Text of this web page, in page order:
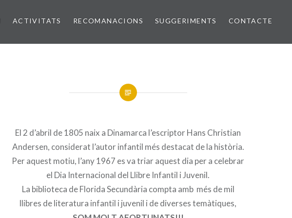
ACTIVITATS RECOMANACIONS SUGGERIMENTS CONTACTE
El 2 d’abril de 1805 naix a Dinamarca l’escriptor Hans Christian
Andersen, considerat l’autor infantil més destacat de la història.
Per aquest motiu, l’any 1967 es va triar aquest dia per a celebrar
el Dia Internacional del Llibre Infantil i Juvenil.
La biblioteca de Florida Secundària compta amb més de mil
llibres de literatura infantil i juvenil i de diverses temàtiques,